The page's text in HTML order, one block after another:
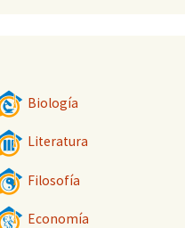
Biología
Literatura
Filosofía
Economía